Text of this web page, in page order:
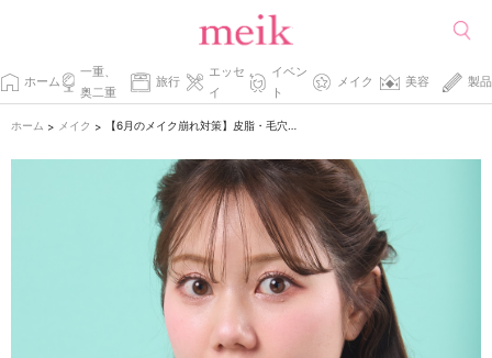
ホーム
一重、
奥二重
旅行
エッセ
イ
イベン
ト
メイク 美容 製品
ホーム > メイク > 【6月のメイク崩れ対策】皮脂・毛穴・テカリを防ぐベースメイク術